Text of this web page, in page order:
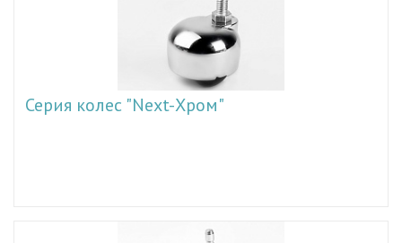
Серия колес "Next-Хром"